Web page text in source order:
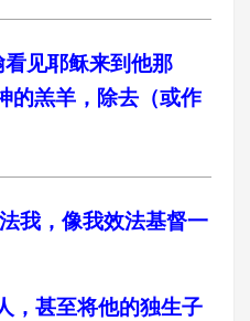
看见耶稣来到他那
羔羊，除去（或作
我，像我效法基督一
，甚至将他的独生子